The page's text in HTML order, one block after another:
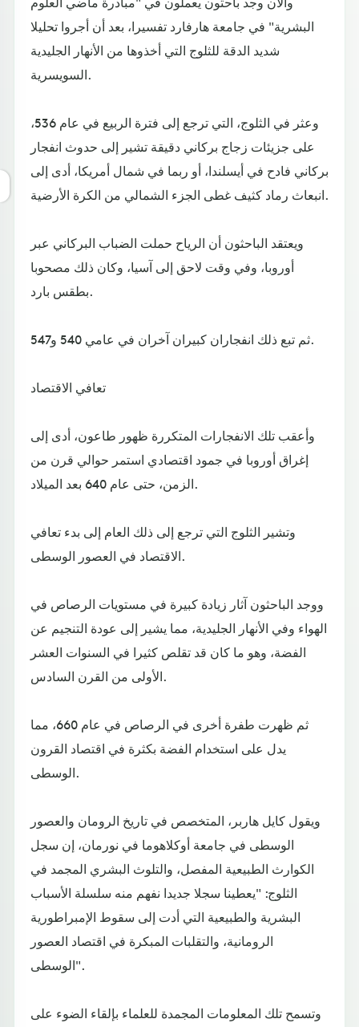
البشرية" في جامعة هارفارد تفسيرا، بعد أن أجروا تحليلا
شديد الدقة للثلوج التي أخذوها من الأنهار الجليدية
السويسرية.
وعثر في الثلوج، التي ترجع إلى فترة الربيع في عام 536،
على جزيئات زجاج بركاني دقيقة تشير إلى حدوث انفجار
بركاني فادح في أيسلندا، أو ربما في شمال أمريكا، أدى إلى
انبعاث رماد كثيف غطى الجزء الشمالي من الكرة الأرضية.
ويعتقد الباحثون أن الرياح حملت الضباب البركاني عبر
أوروبا، وفي وقت لاحق إلى آسيا، وكان ذلك مصحوبا
بطقس بارد.
ثم تبع ذلك انفجاران كبيران آخران في عامي 540 و547.
تعافي الاقتصاد
وأعقب تلك الانفجارات المتكررة ظهور طاعون، أدى إلى
إغراق أوروبا في جمود اقتصادي استمر حوالي قرن من
الزمن، حتى عام 640 بعد الميلاد.
وتشير الثلوج التي ترجع إلى ذلك العام إلى بدء تعافي
الاقتصاد في العصور الوسطى.
ووجد الباحثون آثار زيادة كبيرة في مستويات الرصاص في
الهواء وفي الأنهار الجليدية، مما يشير إلى عودة التنجيم عن
الفضة، وهو ما كان قد تقلص كثيرا في السنوات العشر
الأولى من القرن السادس.
ثم ظهرت طفرة أخرى في الرصاص في عام 660، مما
يدل على استخدام الفضة بكثرة في اقتصاد القرون
الوسطى.
ويقول كايل هاربر، المتخصص في تاريخ الرومان والعصور
الوسطى في جامعة أوكلاهوما في نورمان، إن سجل
الكوارث الطبيعية المفصل، والتلوث البشري المجمد في
الثلوج: "يعطينا سجلا جديدا نفهم منه سلسلة الأسباب
البشرية والطبيعية التي أدت إلى سقوط الإمبراطورية
الرومانية، والتقلبات المبكرة في اقتصاد العصور
الوسطى".
وتسمح تلك المعلومات المجمدة للعلماء بإلقاء الضوء على